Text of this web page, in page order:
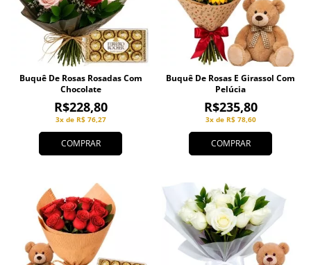
COMPRAR
3x de R$ 76,27
R$228,80
Buquê De Rosas Rosadas Com
Chocolate
COMPRAR
3x de R$ 78,60
R$235,80
Buquê De Rosas E Girassol Com
Pelúcia